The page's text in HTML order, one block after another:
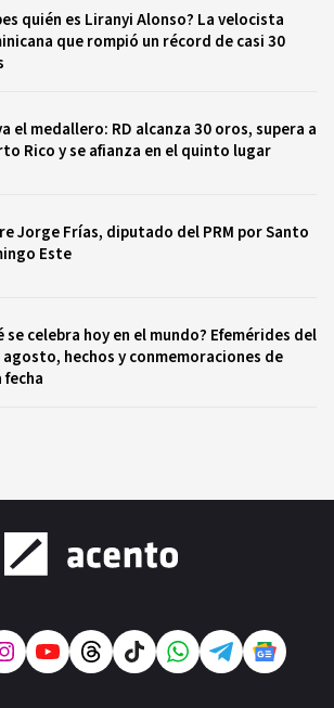
quién es Liranyi Alonso? La velocista
que rompió un récord de casi 30
el medallero: RD alcanza 30 oros, supera a
Rico y se afianza en el quinto lugar
Jorge Frías, diputado del PRM por Santo
Este
se celebra hoy en el mundo? Efemérides del
agosto, hechos y conmemoraciones de
fecha